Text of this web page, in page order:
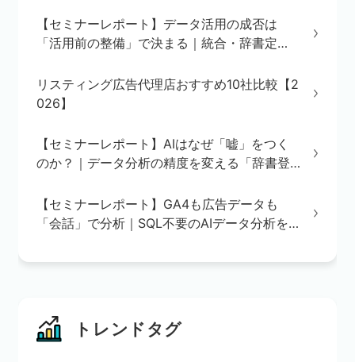
【セミナーレポート】データ活用の成否は
「活用前の整備」で決まる｜統合・辞書定
リスティング広告代理店おすすめ10社比較【2
026】
【セミナーレポート】AIはなぜ「嘘」をつく
のか？｜データ分析の精度を変える「辞書登
【セミナーレポート】GA4も広告データも
「会話」で分析｜SQL不要のAIデータ分析を
トレンドタグ